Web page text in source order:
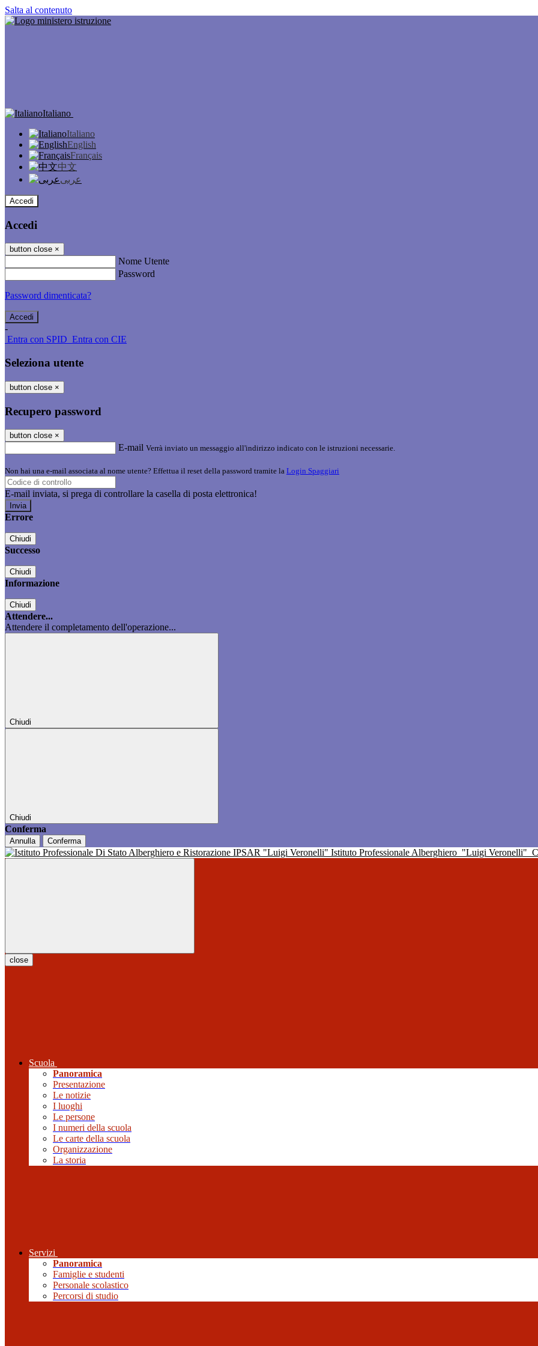
Salta al contenuto
Italiano
Italiano
English
Français
中文
عربى
Accedi
Accedi
button close ×
Nome Utente
Password
Password dimenticata?
-
Entra con SPID Entra con CIE
Seleziona utente
button close ×
Recupero password
button close ×
E-mail Verrà inviato un messaggio all'indirizzo indicato con le istruzioni necessarie.
Non hai una e-mail associata al nome utente? Effettua il reset della password tramite la Login Spaggiari
E-mail inviata, si prega di controllare la casella di posta elettronica!
Errore
Chiudi
Successo
Chiudi
Informazione
Chiudi
Attendere...
Attendere il completamento dell'operazione...
Chiudi
Chiudi
Conferma
Annulla Conferma
Istituto Professionale Alberghiero "Luigi Veronelli"
close
Scuola
Panoramica
Presentazione
Le notizie
I luoghi
Le persone
I numeri della scuola
Le carte della scuola
Organizzazione
La storia
Servizi
Panoramica
Famiglie e studenti
Personale scolastico
Percorsi di studio